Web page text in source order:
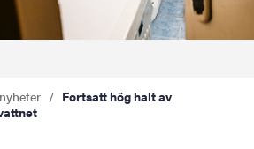
Fortsatt hög halt av